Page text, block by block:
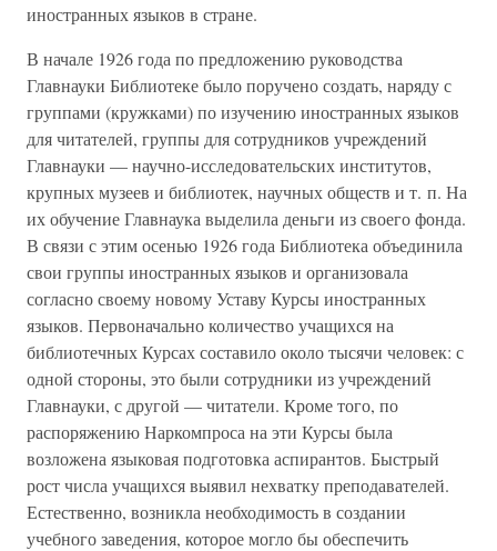
иностранных языков в стране.
В начале 1926 года по предложению руководства
Главнауки Библиотеке было поручено создать, наряду с
группами (кружками) по изучению иностранных языков
для читателей, группы для сотрудников учреждений
Главнауки — научно-исследовательских институтов,
крупных музеев и библиотек, научных обществ и т. п. На
их обучение Главнаука выделила деньги из своего фонда.
В связи с этим осенью 1926 года Библиотека объединила
свои группы иностранных языков и организовала
согласно своему новому Уставу Курсы иностранных
языков. Первоначально количество учащихся на
библиотечных Курсах составило около тысячи человек: с
одной стороны, это были сотрудники из учреждений
Главнауки, с другой — читатели. Кроме того, по
распоряжению Наркомпроса на эти Курсы была
возложена языковая подготовка аспирантов. Быстрый
рост числа учащихся выявил нехватку преподавателей.
Естественно, возникла необходимость в создании
учебного заведения, которое могло бы обеспечить